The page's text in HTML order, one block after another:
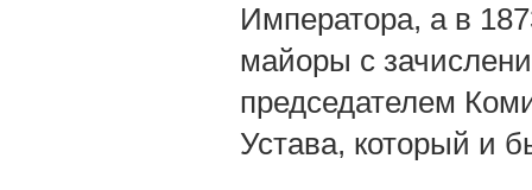
Императора, а в
майоры с
председателем
Устава, который и